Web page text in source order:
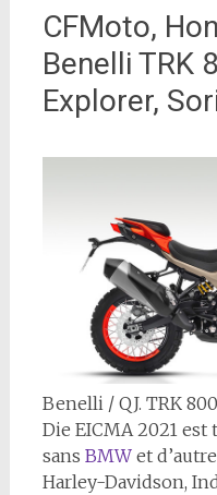
CFMoto,
Benelli TRK
Explorer,
Benelli / QJ. TRK 800
Die EICMA 2021
sans BMWet
Harley-Davidson,